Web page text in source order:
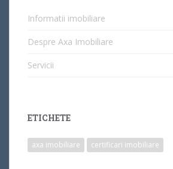
Informatii imobiliare
Despre Axa Imobiliare
Servicii
ETICHETE
axa imobiliare certificari imobiliare